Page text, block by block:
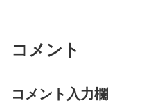
コメント
コメント入力欄